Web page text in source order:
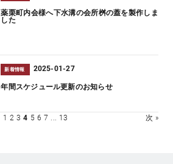
薬栗町内会様へ下水溝の会所桝の蓋を製作しま
した
新着情報 2025-01-27
年間スケジュール更新のお知らせ
1 2 3 4 5 6 7 ... 13 次 »